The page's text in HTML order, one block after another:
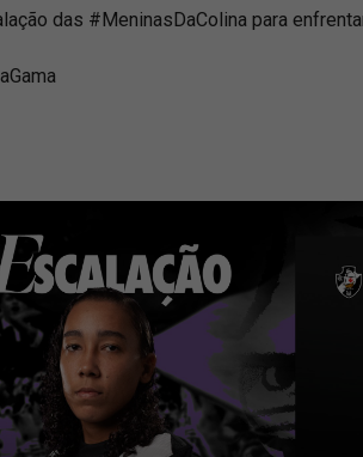
das #MeninasDaColina para